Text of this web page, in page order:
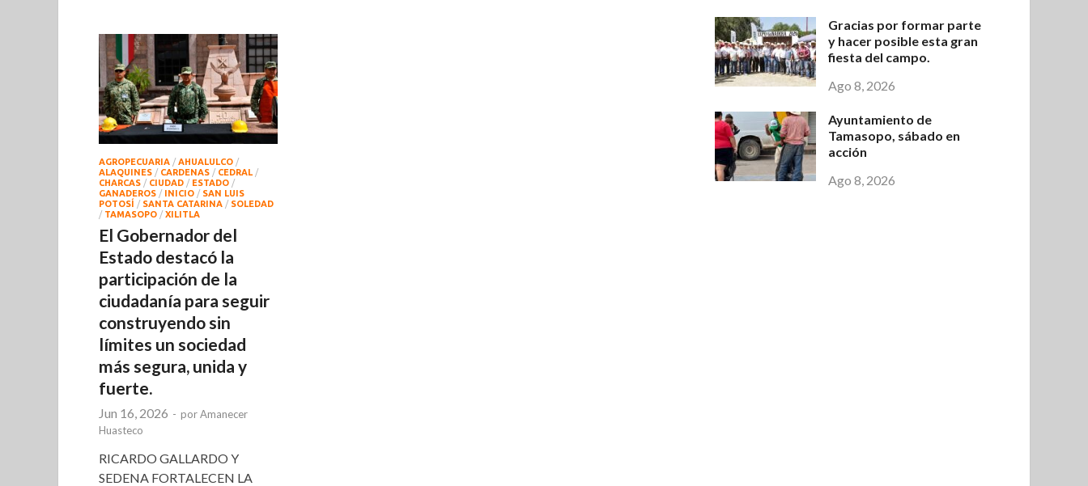
AGROPECUARIA / AHUALULCO /
ALAQUINES / CARDENAS / CEDRAL /
CHARCAS / CIUDAD / ESTADO /
GANADEROS / INICIO / SAN LUIS
POTOSÍ / SANTA CATARINA / SOLEDAD
/ TAMASOPO / XILITLA
El Gobernador del
Estado destacó la
participación de la
ciudadanía para seguir
construyendo sin
límites un sociedad
más segura, unida y
fuerte.
Jun 16, 2026 - porAmanecer
Huasteco
RICARDO GALLARDO Y
SEDENA FORTALECEN LA
Gracias por formar parte
y hacer posible esta gran
fiesta del campo.
Ago 8, 2026
Ayuntamiento de
Tamasopo, sábado en
acción
Ago 8, 2026